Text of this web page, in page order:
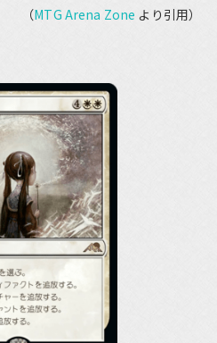
（MTG Arena Zone より引用）